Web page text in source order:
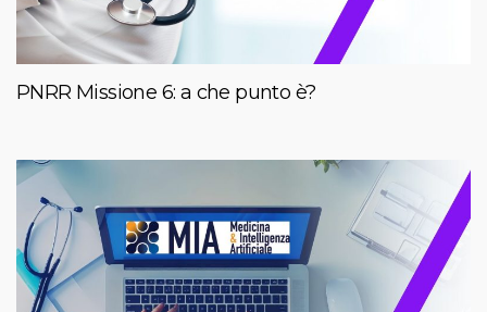
PNRR Missione 6: a che punto è?